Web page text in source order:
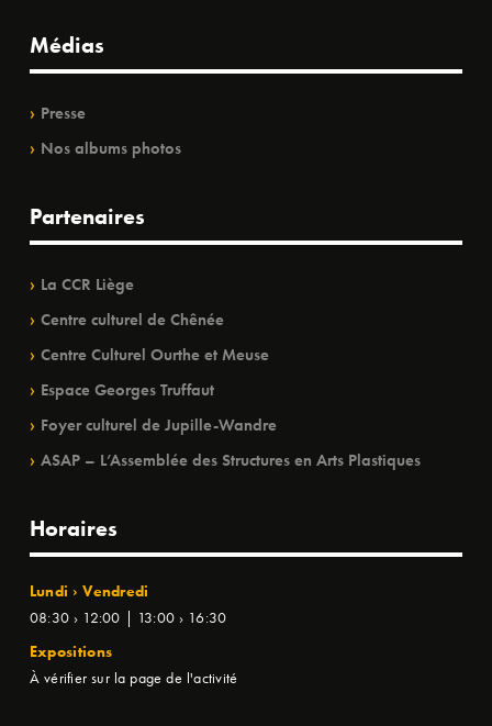
Médias
Presse
Nos albums photos
Partenaires
La CCR Liège
Centre culturel de Chênée
Centre Culturel Ourthe et Meuse
Espace Georges Truffaut
Foyer culturel de Jupille-Wandre
ASAP – L’Assemblée des Structures en Arts Plastiques
Horaires
Lundi › Vendredi
08:30 › 12:00 | 13:00 › 16:30
Expositions
À vérifier sur la page de l'activité